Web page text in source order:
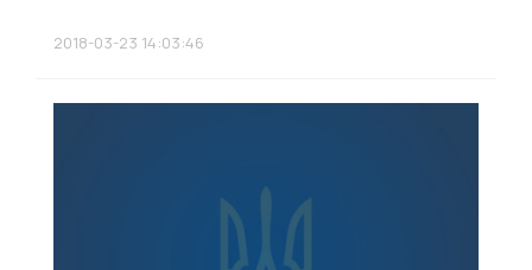
2018-03-23 14:03:46